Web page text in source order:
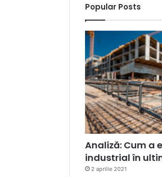
Popular Posts
Analiză: Cum a
industrial în
2 aprilie 2021